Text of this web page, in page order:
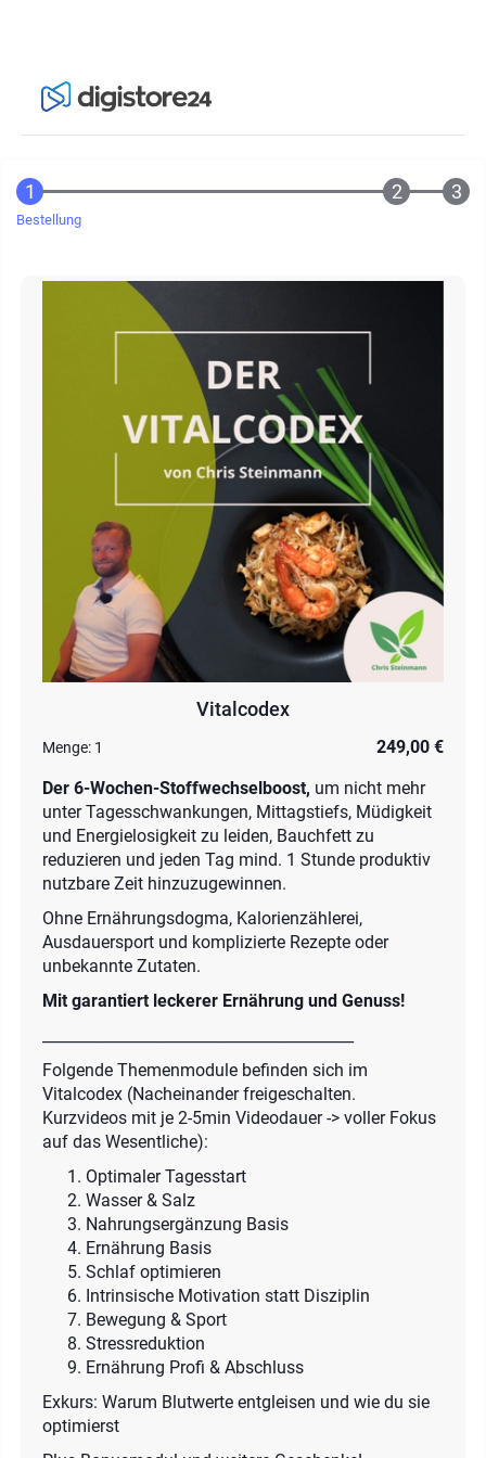
Bestellung
Vitalcodex
Menge: 1
249,00 €
Der 6-Wochen-Stoffwechselboost, um nicht mehr
unter Tagesschwankungen, Mittagstiefs, Müdigkeit
und Energielosigkeit zu leiden, Bauchfett zu
reduzieren und jeden Tag mind. 1 Stunde produktiv
nutzbare Zeit hinzuzugewinnen.
Ohne Ernährungsdogma, Kalorienzählerei,
Ausdauersport und komplizierte Rezepte oder
unbekannte Zutaten.
Mit garantiert leckerer Ernährung und Genuss!
Folgende Themenmodule befinden sich im
Vitalcodex (Nacheinander freigeschalten.
Kurzvideos mit je 2-5min Videodauer -> voller Fokus
auf das Wesentliche):
Optimaler Tagesstart
Wasser & Salz
Nahrungsergänzung Basis
Ernährung Basis
Schlaf optimieren
Intrinsische Motivation statt Disziplin
Bewegung & Sport
Stressreduktion
Ernährung Profi & Abschluss
Exkurs: Warum Blutwerte entgleisen und wie du sie
optimierst